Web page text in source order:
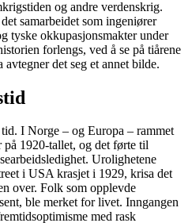
og andre verdenskrig.
samarbeidet som ingeniører
tyske okkupasjonsmakter under
forlengs, ved å se på tiårene
det seg et annet bilde.
I Norge – og Europa – rammet
på 1920-tallet, og det førte til
Urolighetene
i USA krasjet i 1929, krisa det
over. Folk som opplevde
ble merket for livet. Inngangen
med rask